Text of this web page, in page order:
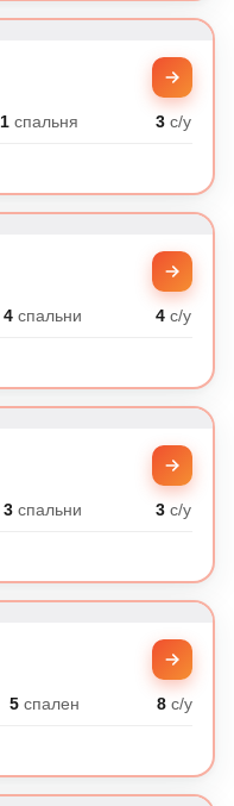
1 спальня 3 с/у
4спальни 4 с/у
3спальни 3 с/у
5спален 8с/у